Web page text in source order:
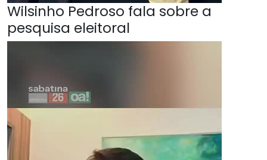
Wilsinho Pedroso fala sobre a
pesquisa eleitoral